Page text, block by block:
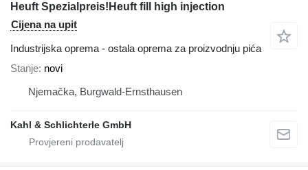
Heuft Spezialpreis!Heuft fill high injection
Cijena na upit
Industrijska oprema - ostala oprema za proizvodnju pića
Stanje novi
Njemačka, Burgwald-Ernsthausen
Kahl & Schlichterle GmbH